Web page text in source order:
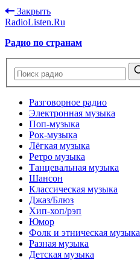
Закрыть
RadioListen.Ru
Радио по странам
Разговорное радио
Электронная музыка
Поп-музыка
Рок-музыка
Лёгкая музыка
Ретро музыка
Танцевальная музыка
Шансон
Классическая музыка
Джаз/Блюз
Хип-хоп/рэп
Юмор
Фолк и этническая музыка
Разная музыка
Детская музыка